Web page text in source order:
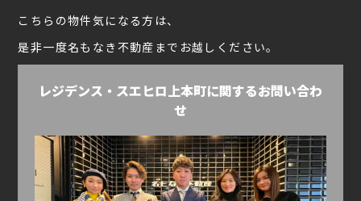
こちらの物件気になる方は、
是非一度名もなき不動産までお越しください。
レジデンス・スエヒロ上本町に関するお問い合わ
せ